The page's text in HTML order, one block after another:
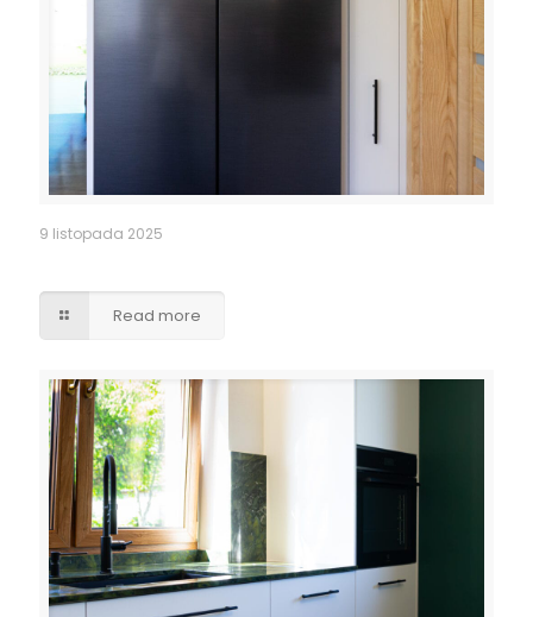
9 listopada 2025
Read more